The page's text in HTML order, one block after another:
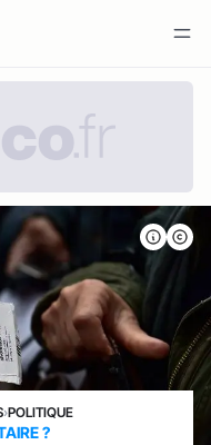
›POLITIQUE
?